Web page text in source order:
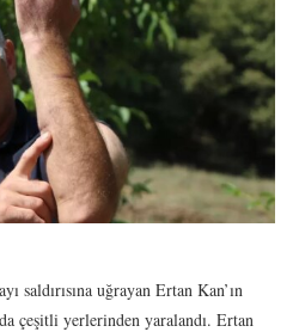
saldırısına uğrayan Ertan Kan’ın
çeşitli yerlerinden yaralandı. Ertan